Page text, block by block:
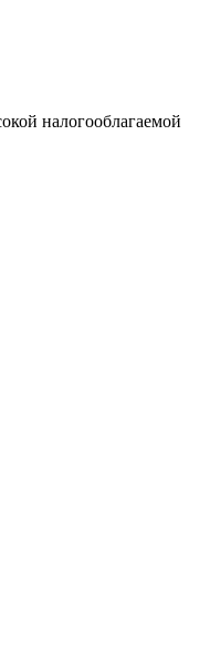
налогооблагаемой